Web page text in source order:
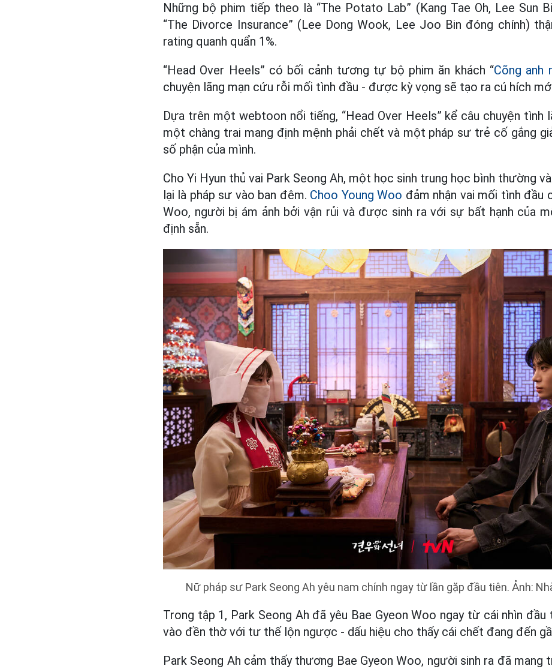
Những bộ phim tiếp theo là “The Potato Lab” (Kang Tae Oh, Lee Sun
“The Divorce Insurance” (Lee Dong Wook, Lee Joo Bin đóng chính)
rating quanh quẩn 1%.
“Head Over Heels” có bối cảnh tương tự bộ phim ăn khách “Cõng anh
chuyện lãng mạn cứu rỗi mối tình đầu - được kỳ vọng sẽ tạo ra cú hích
Dựa trên một webtoon nổi tiếng, “Head Over Heels” kể câu chuyện tình
một chàng trai mang định mệnh phải chết và một pháp sư trẻ cố gắng
số phận của mình.
Cho Yi Hyun thủ vai Park Seong Ah, một học sinh trung học bình thường
lại là pháp sư vào ban đêm. Choo Young Woo đảm nhận vai mối tình đầu
Woo, người bị ám ảnh bởi vận rủi và được sinh ra với sự bất hạnh của
định sẵn.
Nữ pháp sư Park Seong Ah yêu nam chính ngay từ lần gặp đầu tiên. Ảnh:
Trong tập 1, Park Seong Ah đã yêu Bae Gyeon Woo ngay từ cái nhìn đầu
vào đền thờ với tư thế lộn ngược - dấu hiệu cho thấy cái chết đang đến
Park Seong Ah cảm thấy thương Bae Gyeon Woo, người sinh ra đã mang